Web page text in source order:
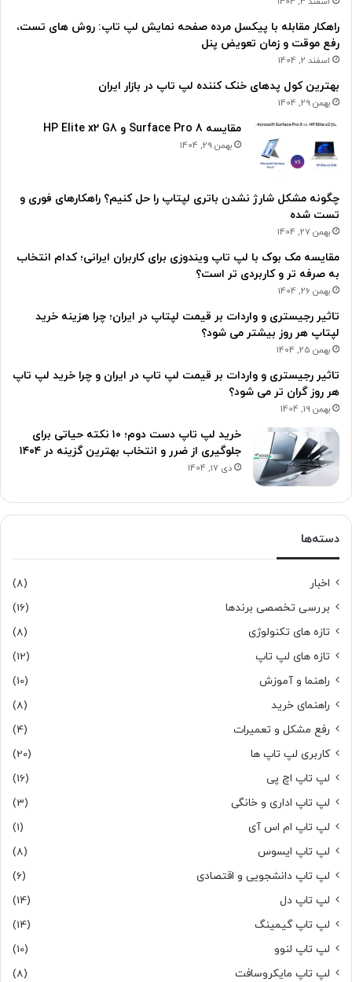
راهکار مقابله با پیکسل مرده صفحه نمایش لپ تاپ: روش های تست،
رفع موقت و زمان تعویض پنل
اسفند 2, 1404
بهترین کول پدهای خنک کننده لپ تاپ در بازار ایران
بهمن 29, 1404
مقایسه Surface Pro 8 و HP Elite x2 G8
بهمن 29, 1404
چگونه مشکل شارژ نشدن باتری لپتاپ را حل کنیم؟ راهکارهای فوری و
تست شده
بهمن 27, 1404
مقایسه مک بوک با لپ تاپ ویندوزی برای کاربران ایرانی؛ کدام انتخاب
به صرفه تر و کاربردی تر است؟
بهمن 26, 1404
تاثیر رجیستری و واردات بر قیمت لپتاپ در ایران؛ چرا هزینه خرید
لپتاپ هر روز بیشتر می شود؟
بهمن 25, 1404
تاثیر رجیستری و واردات بر قیمت لپ تاپ در ایران و چرا خرید لپ تاپ
هر روز گران تر می شود؟
بهمن 19, 1404
خرید لپ تاپ دست دوم؛ ۱۰ نکته حیاتی برای
جلوگیری از ضرر و انتخاب بهترین گزینه در ۱۴۰۴
دی 17, 1404
دسته‌ها
اخبار
(8)
بررسی تخصصی برندها
(16)
تازه های تکنولوژی
(8)
تازه های لپ تاپ
(12)
راهنما و آموزش
(10)
راهنمای خرید
(8)
رفع مشکل و تعمیرات
(4)
کاربری لپ تاپ ها
(20)
لپ تاپ اچ پی
(16)
لپ تاپ اداری و خانگی
(3)
لپ تاپ ام اس آی
(1)
لپ تاپ ایسوس
(8)
لپ تاپ دانشجویی و اقتصادی
(6)
لپ تاپ دل
(14)
لپ تاپ گیمینگ
(14)
لپ تاپ لنوو
(10)
لپ تاپ مایکروسافت
(8)